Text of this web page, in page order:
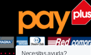
Necesitas ayuda?